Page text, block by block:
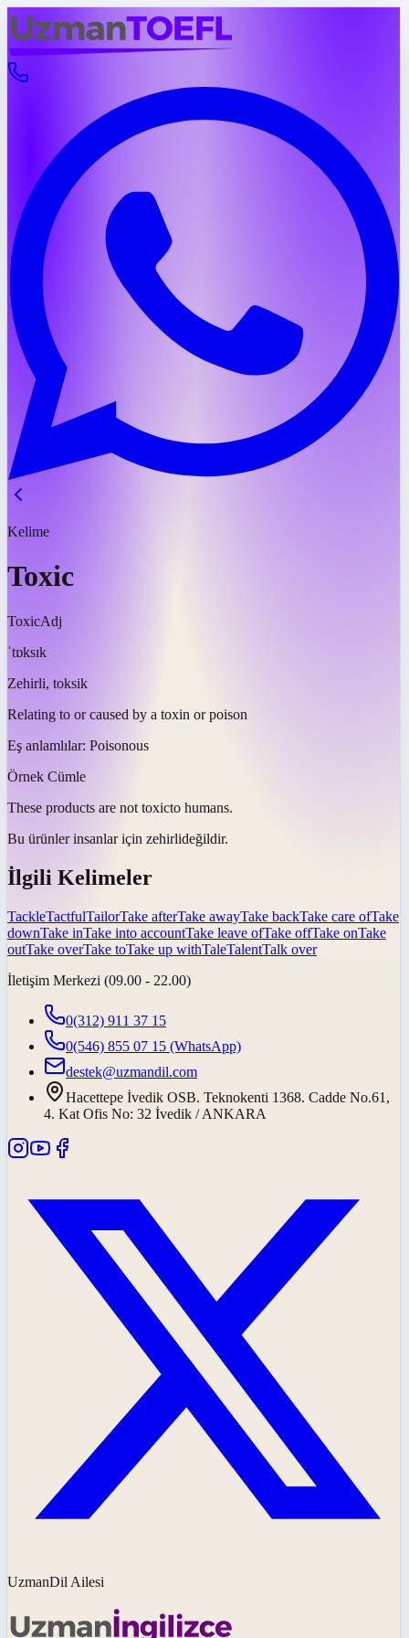
Kelime
Toxic
ToxicAdj
ˈtɒksɪk
Zehirli, toksik
Relating to or caused by a toxin or poison
Eş anlamlılar: Poisonous
Örnek Cümle
These products are not toxicto humans.
Bu ürünler insanlar için zehirlideğildir.
İlgili Kelimeler
TackleTactfulTailorTake afterTake awayTake backTake care ofTake
downTake inTake into accountTake leave ofTake offTake onTake
outTake overTake toTake up withTaleTalentTalk over
İletişim Merkezi (09.00 - 22.00)
0(312) 911 37 15
0(546) 855 07 15 (WhatsApp)
destek@uzmandil.com
Hacettepe İvedik OSB. Teknokenti 1368. Cadde No.61,
4. Kat Ofis No: 32 İvedik / ANKARA
UzmanDil Ailesi